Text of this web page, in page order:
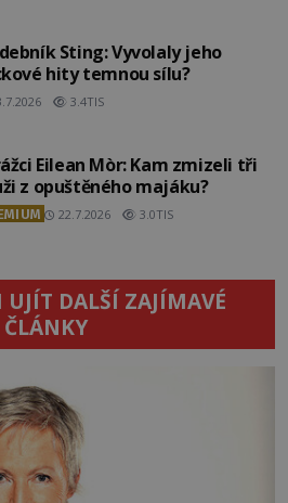
Sting: Vyvolaly jeho
hity temnou sílu?
3.4TIS
Eilean Mòr: Kam zmizeli tři
z opuštěného majáku?
22.7.2026 3.0TIS
UJÍT DALŠÍ ZAJÍMAVÉ
ČLÁNKY